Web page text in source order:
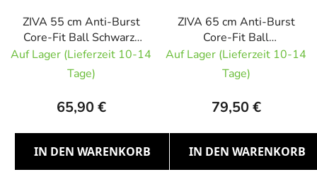
ZIVA 55 cm Anti-Burst
Core-Fit Ball Schwarz-
Weiß Gymnastikball
Auf Lager (Lieferzeit 10-14
Tage)
65,90 €
IN DEN WARENKORB
ZIVA 65 cm Anti-Burst
Core-Fit Ball
Gymnastikball
Auf Lager (Lieferzeit 10-14
Tage)
79,50 €
IN DEN WARENKORB